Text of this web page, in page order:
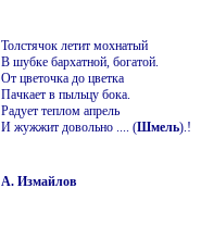
Толстячок летит мохнатый
В шубке бархатной, богатой.
От цветочка до цветка
Пачкает в пыльцу бока.
Радует теплом апрель
И жужжит довольно .... (Шмель).!
А. Измайлов